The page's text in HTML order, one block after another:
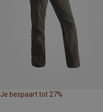
Je bespaart tot 27%